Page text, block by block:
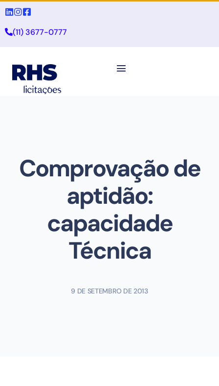
(11) 3677-0777
Comprovação de
aptidão:
capacidade
Técnica
9 DE SETEMBRO DE 2013